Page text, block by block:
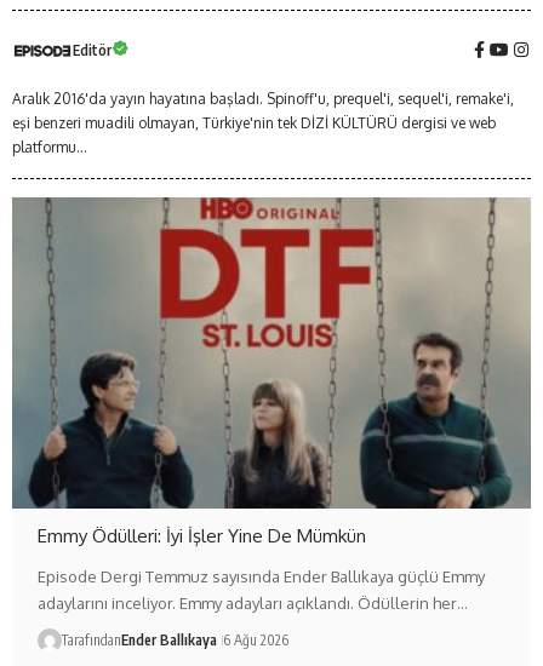
Editör
Aralık 2016'da yayın hayatına başladı. Spinoff'u, prequel'i, sequel'i, remake'i,
eşi benzeri muadili olmayan, Türkiye'nin tek DİZİ KÜLTÜRÜ dergisi ve web
platformu...
Emmy Ödülleri: İyi İşler Yine De Mümkün
Episode Dergi Temmuz sayısında Ender Ballıkaya güçlü Emmy
adaylarını inceliyor. Emmy adayları açıklandı. Ödüllerin her…
TarafındanEnder Ballıkaya 6 Ağu 2026